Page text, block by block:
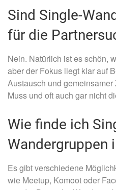
Sind Single-
für die
Nein. Natürlich ist es schön,
aber der Fokus liegt klar auf
Austausch und
Muss und oft auch gar nicht
Wie finde ich
Wandergruppen
Es gibt verschiedene
wie Meetup, Komoot oder